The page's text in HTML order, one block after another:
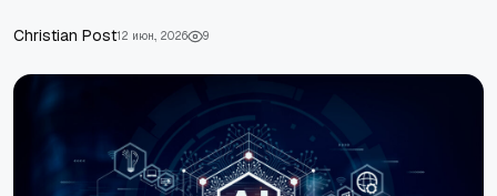
Сhristian Post12 июн., 2026 9